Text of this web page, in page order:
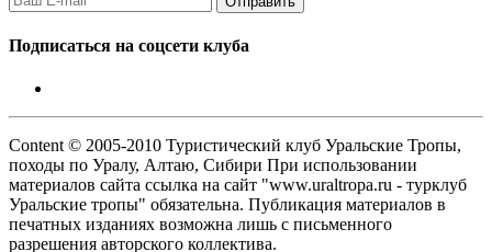
Подписаться на соцсети клуба
Content © 2005-2010 Туристический клуб Уральские Тропы,
походы по Уралу, Алтаю, Сибири При использовании
материалов сайта ссылка на сайт "www.uraltropa.ru - турклуб
Уральские тропы" обязательна. Публикация материалов в
печатных изданиях возможна лишь с письменного
разрешения авторского коллектива.